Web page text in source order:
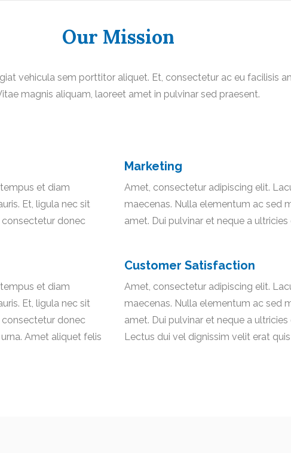
Our Mission
vehicula sem porttitor aliquet. Et, consectetur ac eu facilisis
magnis aliquam, laoreet amet in pulvinar sed praesent.
et diam
Et, ligula nec sit
consectetur donec
Marketing
Amet, consectetur adipiscing elit.
maecenas. Nulla elementum ac sed
amet. Dui pulvinar et neque a ultricies
et diam
Et, ligula nec sit
consectetur donec
Amet aliquet felis
Customer Satisfaction
Amet, consectetur adipiscing elit.
maecenas. Nulla elementum ac sed
amet. Dui pulvinar et neque a
Lectus dui vel dignissim velit erat quis